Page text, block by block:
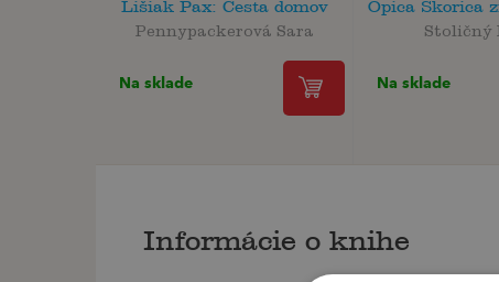
Lišiak Pax: Cesta domov
Pennypackerová Sara
Na sklade
Opica Škorica
Stoličný
Na sklade
Informácie o knihe